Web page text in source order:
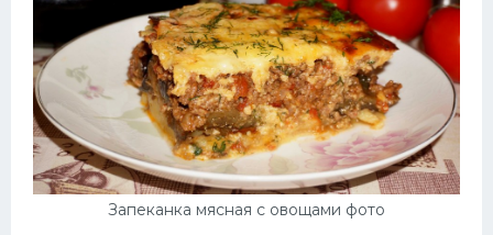
Запеканка мясная с овощами фото